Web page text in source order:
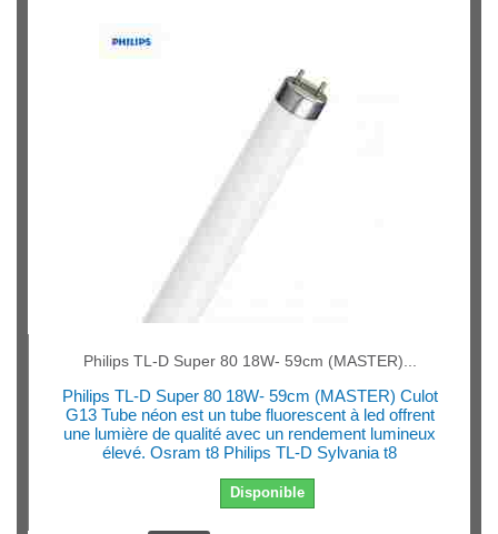
Philips TL-D Super 80 18W- 59cm (MASTER)...
Philips TL-D Super 80 18W- 59cm (MASTER) Culot
G13 Tube néon est un tube fluorescent à led offrent
une lumière de qualité avec un rendement lumineux
élevé. Osram t8 Philips TL-D Sylvania t8
Disponible